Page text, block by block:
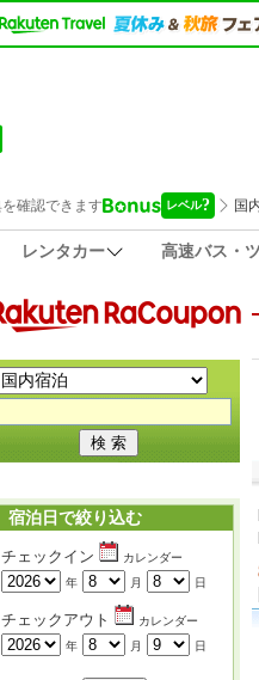
レンタカー 高速バス・
宿泊日で絞り込む
チェックイン
カレンダー
年
月 日
チェックアウト
カレンダー
年
月 日